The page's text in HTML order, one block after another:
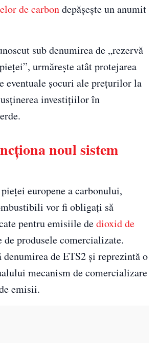
de carbondepășește un anumit
sub denumirea de „rezervă
urmărește atât protejarea
eventuale șocuri ale prețurilor la
investițiilor în
noul sistem
europene a carbonului,
vor fi obligați să
pentru emisiile dedioxid de
de produsele comercializate.
de ETS2 și reprezintă o
mecanism de comercializare
emisii.